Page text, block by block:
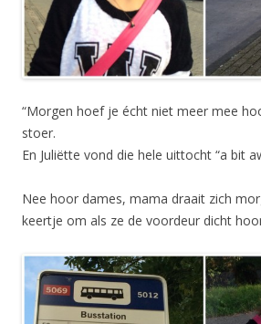
“Morgen hoef je écht niet meer mee
stoer.
En Juliëtte vond die hele uittocht “a bit
Nee hoor dames, mama draait zich
keertje om als ze de voordeur dicht